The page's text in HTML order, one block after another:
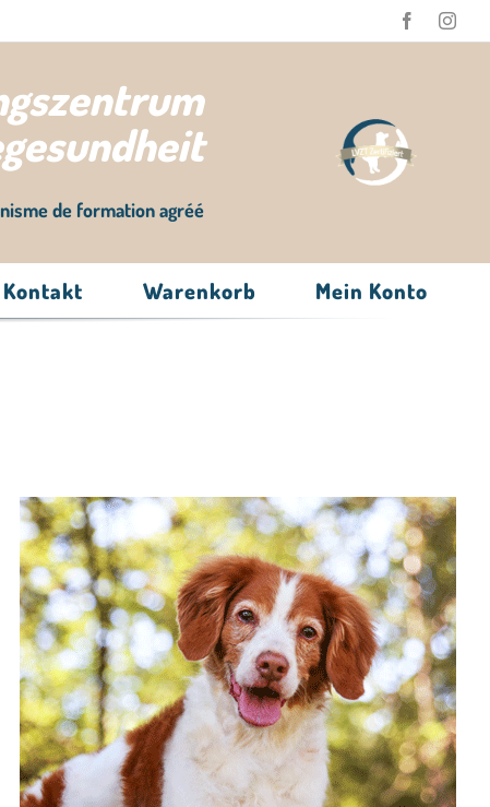
de formation agréé
Kontakt Warenkorb Mein Konto